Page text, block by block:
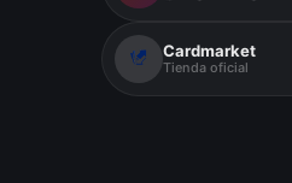
Cardmarket
Tienda oficial